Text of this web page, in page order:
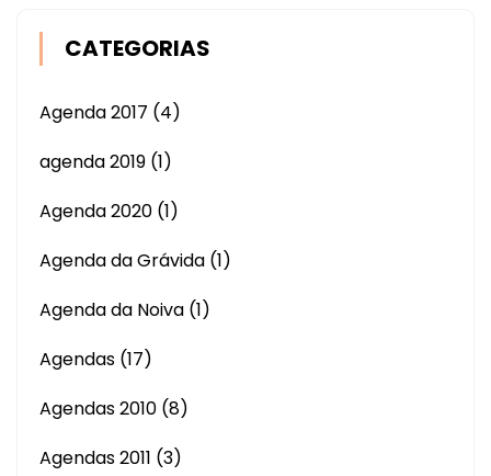
CATEGORIAS
Agenda 2017 (4)
agenda 2019 (1)
Agenda 2020 (1)
Agenda da Grávida (1)
Agenda da Noiva (1)
Agendas (17)
Agendas 2010 (8)
Agendas 2011 (3)